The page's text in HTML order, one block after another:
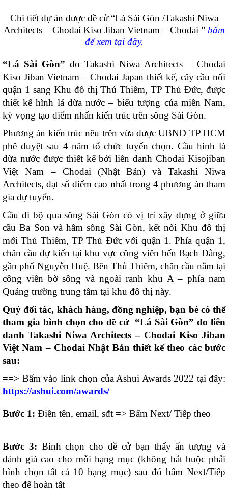
Chi tiết dự án được đề cử “Lá Sài Gòn /Takashi Niwa
Architects – Chodai Kiso Jiban Vietnam – Chodai ” bấm
để xem tại đây.
“Lá Sài Gòn” do Takashi Niwa Architects – Chodai
Kiso Jiban Vietnam – Chodai Japan thiết kế, cây cầu nối
quận 1 sang Khu đô thị Thủ Thiêm, TP Thủ Đức, được
thiết kế hình lá dừa nước – biểu tượng của miền Nam,
kỳ vọng tạo điểm nhấn kiến trúc trên sông Sài Gòn.
Phương án kiến trúc nêu trên vừa được UBND TP HCM
phê duyệt sau 4 năm tổ chức tuyển chọn. Cầu hình lá
dừa nước được thiết kế bởi liên danh Chodai Kisojiban
Việt Nam – Chodai (Nhật Bản) và Takashi Niwa
Architects, đạt số điểm cao nhất trong 4 phương án tham
gia dự tuyển.
Cầu đi bộ qua sông Sài Gòn có vị trí xây dựng ở giữa
cầu Ba Son và hầm sông Sài Gòn, kết nối Khu đô thị
mới Thủ Thiêm, TP Thủ Đức với quận 1. Phía quận 1,
chân cầu dự kiến tại khu vực công viên bến Bạch Đằng,
gần phố Nguyễn Huệ. Bên Thủ Thiêm, chân cầu nằm tại
công viên bờ sông và ngoài ranh khu A – phía nam
Quảng trường trung tâm tại khu đô thị này.
Quý đối tác, khách hàng, đồng nghiệp, bạn bè có thể
tham gia bình chọn cho đề cử “Lá Sài Gòn” do liên
danh Takashi Niwa Architects – Chodai Kiso Jiban
Việt Nam – Chodai Nhật Bản thiết kế theo các bước
sau:
==> Bấm vào link chọn của Ashui Awards 2022 tại đây:
https://ashui.com/awards/
Bước 1: Điền tên, email, sđt => Bấm Next/ Tiếp theo
Bước 3: Bình chọn cho đề cử bạn thấy ấn tượng và
đánh giá cao cho mỗi hạng mục (không bắt buộc phải
bình chọn tất cả 10 hạng mục) sau đó bấm Next/Tiếp
theo để hoàn tất